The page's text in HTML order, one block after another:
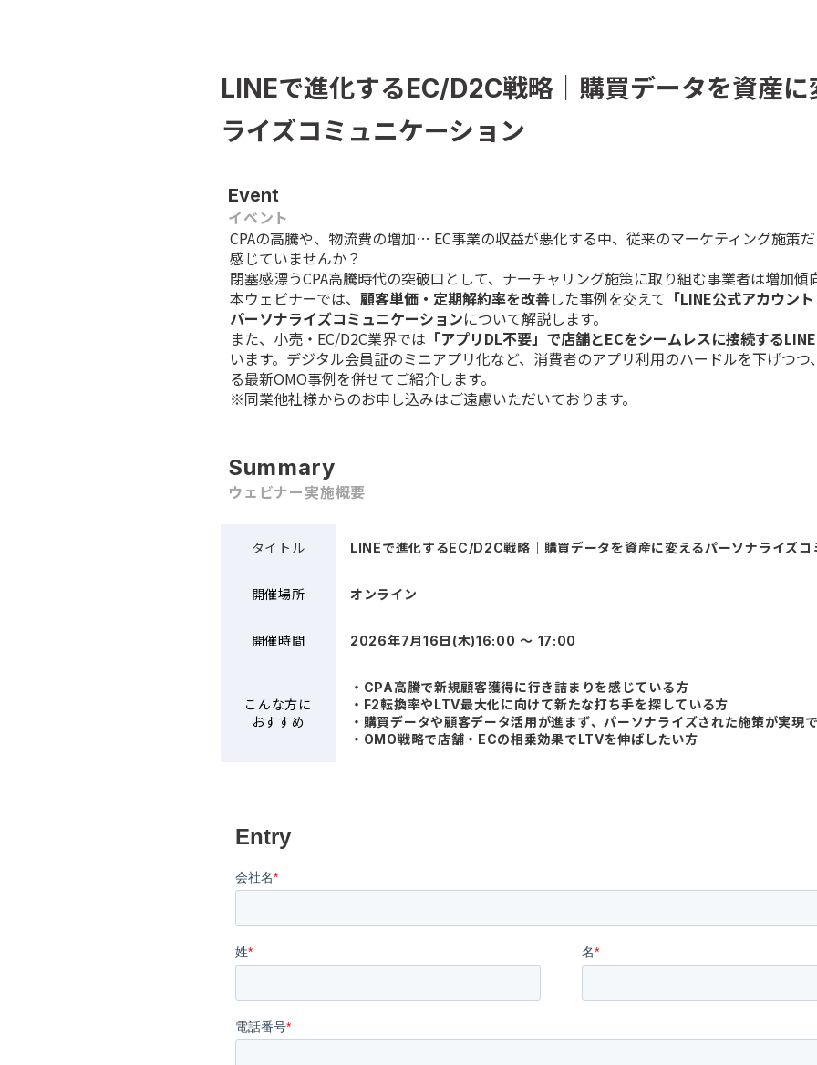
LINEで進化するEC/D2C戦略｜購買データを資産に
ライズコミュニケーション
Event
イベント
CPAの高騰や、物流費の増加… EC事業の収益が悪化する中、従来のマーケティング施策
感じていませんか？
閉塞感漂うCPA高騰時代の突破口として、ナーチャリング施策に取り組む事業者は増加傾
本ウェビナーでは、 顧客単価・定期解約率を改善した事例を交えて 「LINE公式アカウン
パーソナライズコミュニケーションについて解説します。
また、小売・EC/D2C業界では 「アプリDL不要」で店舗とECをシームレスに接続する
います。デジタル会員証のミニアプリ化など、消費者のアプリ利用のハードルを下げつ
る最新OMO事例を併せてご紹介します。
※同業他社様からのお申し込みはご遠慮いただいております。
Summary
ウェビナー実施概要
タイトル LINEで進化するEC/D2C戦略｜購買データを資産に変えるパーソナライズコ
開催場所 オンライン
開催時間 2026年7月16日(木)16:00 〜 17:00
こんな方に
おすすめ
・CPA高騰で新規顧客獲得に行き詰まりを感じている方
・F2転換率やLTV最大化に向けて新たな打ち手を探している方
・購買データや顧客データ活用が進まず、パーソナライズされた施策が実現
・OMO戦略で店舗・ECの相乗効果でLTVを伸ばしたい方